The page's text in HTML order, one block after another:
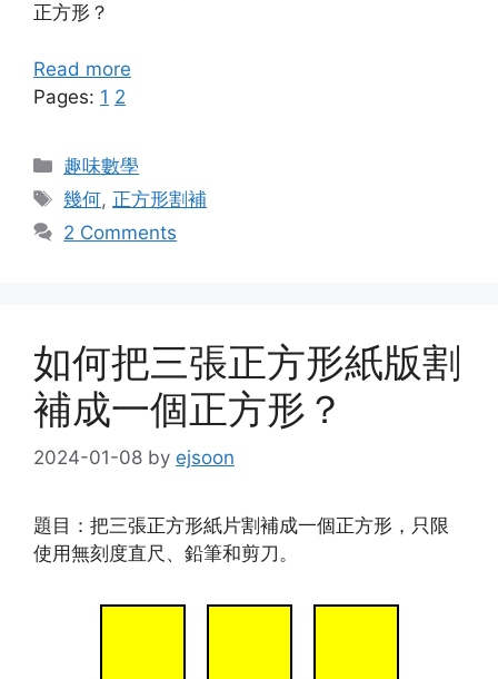
正方形？
Read more
Pages: 1 2
Categories
趣味數學
Tags
幾何, 正方形割補
2 Comments
如何把三張正方形紙版割
補成一個正方形？
2024-01-08 by ejsoon
題目：把三張正方形紙片割補成一個正方形，只限
使用無刻度直尺、鉛筆和剪刀。